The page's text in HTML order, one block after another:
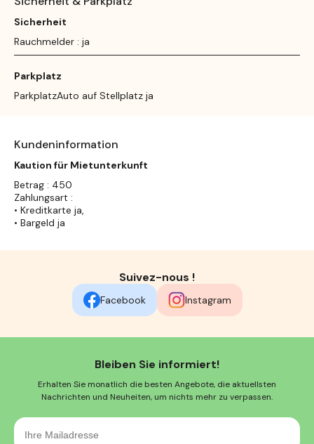
Sicherheit
Rauchmelder : ja
Parkplatz
ParkplatzAuto auf Stellplatz ja
Kundeninformation
Kaution für Mietunterkunft
Betrag : 450
Zahlungsart :
• Kreditkarte ja,
• Bargeld ja
Suivez-nous !
Facebook Instagram
Bleiben Sie informiert!
Erhalten Sie monatlich die besten Angebote, die aktuellsten
Nachrichten und Neuheiten, um nichts mehr zu verpassen.
Ihre
Mailadresse